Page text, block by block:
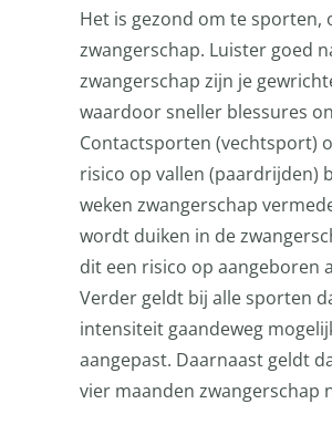
Het is gezond om te sporten,
zwangerschap. Luister goed
zwangerschap zijn je
waardoor sneller blessures
Contactsporten (vechtsport)
risico op vallen (paardrijden)
weken zwangerschap
wordt duiken in de
dit een risico op aangeboren
Verder geldt bij alle sporten
intensiteit gaandeweg
aangepast. Daarnaast geldt
vier maanden zwangerschap